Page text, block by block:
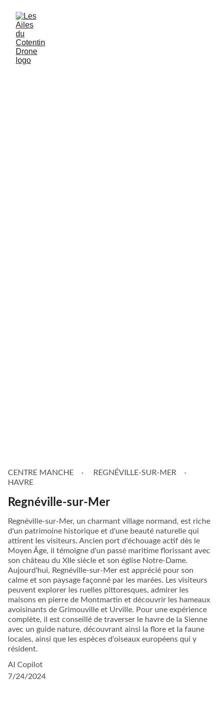
CENTRE MANCHE
REGNÉVILLE-SUR-MER
HAVRE
Regnéville-sur-Mer
Regnéville-sur-Mer, un charmant village normand, est riche
d'un patrimoine historique et d'une beauté naturelle qui
attirent les visiteurs. Ancien port d'échouage actif dès le
Moyen Âge, il témoigne d'un passé maritime florissant avec
son château du XIIe siècle et son église Notre-Dame.
Aujourd'hui, Regnéville-sur-Mer est apprécié pour son
calme et son paysage façonné par les marées. Les visiteurs
peuvent explorer les ruelles pittoresques, admirer les
maisons en pierre de Montmartin et découvrir les hameaux
avoisinants de Grimouville et Urville. Pour une expérience
complète, il est conseillé de traverser le havre de la Sienne
avec un guide nature, découvrant ainsi la flore et la faune
locales, ainsi que les espèces d'oiseaux européens qui y
résident.
AI Copilot
7/24/2024